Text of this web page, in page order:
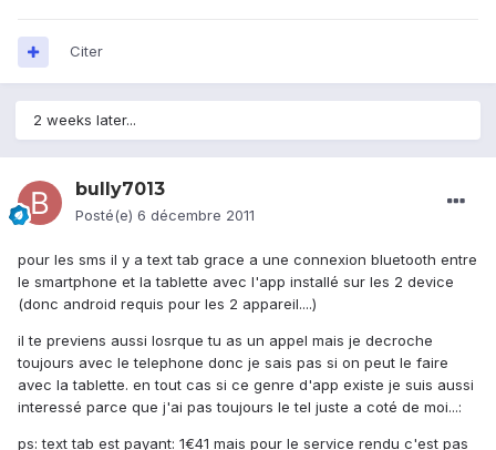
Citer
2 weeks later...
bully7013
Posté(e) 6 décembre 2011
pour les sms il y a text tab grace a une connexion bluetooth entre
le smartphone et la tablette avec l'app installé sur les 2 device
(donc android requis pour les 2 appareil....)
il te previens aussi losrque tu as un appel mais je decroche
toujours avec le telephone donc je sais pas si on peut le faire
avec la tablette. en tout cas si ce genre d'app existe je suis aussi
interessé parce que j'ai pas toujours le tel juste a coté de moi...:
ps: text tab est payant: 1€41 mais pour le service rendu c'est pas